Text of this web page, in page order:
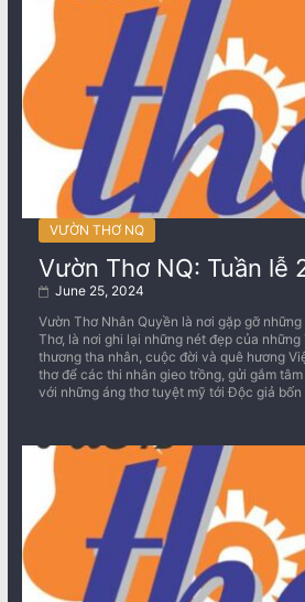
VƯỜN THƠ NQ
Vườn Thơ NQ: Tuần lễ
June 25, 2024
Vườn Thơ Nhân Quyền là nơi gặp gỡ
Thơ, là nơi ghi lại những nét đẹp của những
thương tha nhân, cuộc đời và quê hương
thơ để các thi nhân gieo trồng, gửi gắm
với những áng thơ tuyệt mỹ tới Độc giả bốn